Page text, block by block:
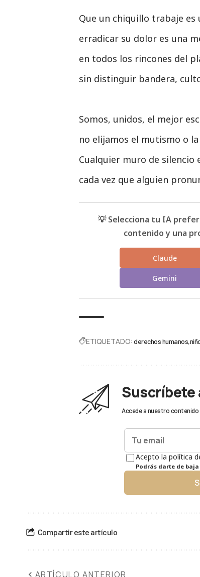
Que un chiquillo trabaje es
erradicar su dolor es una
en todos los rincones del
sin distinguir bandera,
Somos, unidos, el mejor
no elijamos el mutismo o
Cualquier muro de silencio
cada vez que alguien
💡 Selecciona tu IA
contenido y una
Claude
Gemini
ETIQUETADO: derechos humanos
Suscríbete
Accede a nuestro contenido
Acepto la política
Podrás darte de
Compartir este artículo
ARTÍCULO ANTERIOR